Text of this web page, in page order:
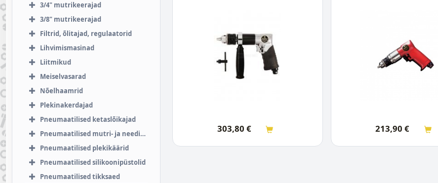
3/4" mutrikeerajad
3/8" mutrikeerajad
Filtrid, õlitajad, regulaatorid
Lihvimismasinad
Liitmikud
Meiselvasarad
Nõelhaamrid
Plekinakerdajad
Pneumaatilised ketaslõikajad
Pneumaatilised mutri- ja needitangid
Pneumaatilised plekikäärid
Pneumaatilised silikoonipüstolid
Pneumaatilised tikksaed
303,80 € 213,90 €